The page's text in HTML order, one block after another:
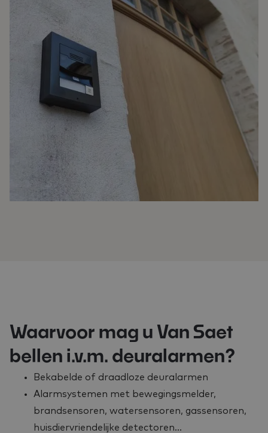
Waarvoor mag u Van Saet
bellen i.v.m. deuralarmen?
Bekabelde of draadloze deuralarmen
Alarmsystemen met bewegingsmelder,
brandsensoren, watersensoren, gassensoren,
huisdiervriendelijke detectoren…